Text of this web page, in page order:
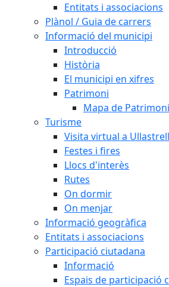
Entitats i associacions
Plànol / Guia de carrers
Informació del municipi
Introducció
Història
El municipi en xifres
Patrimoni
Mapa de
Turisme
Visita virtual a Ullastrell
Festes i fires
Llocs d'interès
Rutes
On dormir
On menjar
Informació geogràfica
Entitats i associacions
Participació ciutadana
Informació
Espais de participació